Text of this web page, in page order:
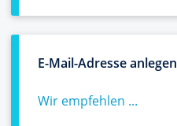
E-Mail-Adresse anlegen
Wir empfehlen ...